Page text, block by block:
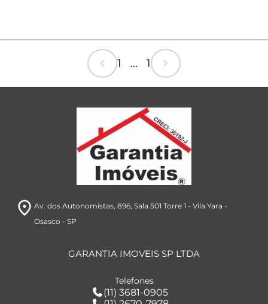
chevron_left 1 ... 1 chevron_right
room Av. dos Autonomistas, 896, Sala 501 Torre 1 - Vila Yara -
Osasco - SP
GARANTIA IMOVEIS SP LTDA
Telefones
(11) 3681-0905